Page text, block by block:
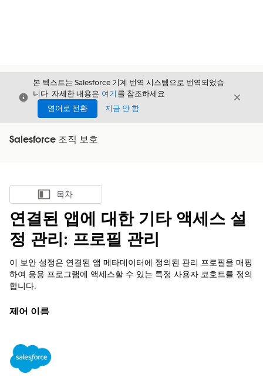
닫기
본 텍스트는 Salesforce 기계 번역 시스템으로 번역되었습
니다. 자세한 내용은 여기 를 참조하세요.
영어로 전환
지금 안 함
닫기
Salesforce 조직 보호
목차 표시
목차
연결된 앱에 대한 기타 액세스 설
정 관리: 프로필 관리
이 보안 설정은 연결된 앱 메타데이터에 정의된 관리 프로필을 매핑
하여 응용 프로그램에 액세스할 수 있는 특정 사용자 코호트를 정의
합니다.
제어 이름
권장 구성
프로필 관리를 참조하십시오.